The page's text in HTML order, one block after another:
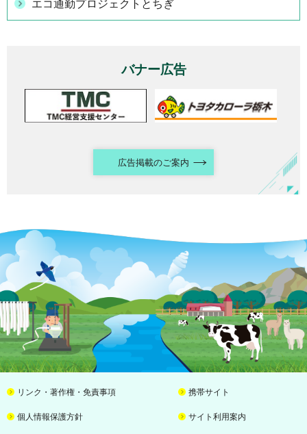
エコ通勤プロジェクトとちぎ
バナー広告
広告掲載のご案内
リンク・著作権・免責事項 携帯サイト
個人情報保護方針 サイト利用案内